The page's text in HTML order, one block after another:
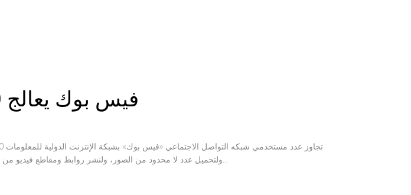
فيس بوك يعالج 500 تيرابايت من البيانات يوميًا
ولتحميل عدد لا محدود من الصور، ولنشر روابط ومقاطع فيديو من مواقع مختلفة. وكشف موقع «فيس بوك» أنه "هناك 500 تيرابايت من البيانات...